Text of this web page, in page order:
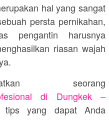
hal yang sangat
persta pernikahan,
pengantin harusnya
riasan wajah
seorang
di Dungkek –
yang dapat Anda